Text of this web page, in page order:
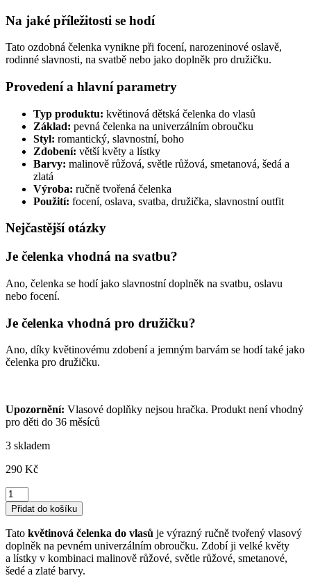
Na jaké příležitosti se hodí
Tato ozdobná čelenka vynikne při focení, narozeninové oslavě,
rodinné slavnosti, na svatbě nebo jako doplněk pro družičku.
Provedení a hlavní parametry
Typ produktu: květinová dětská čelenka do vlasů
Základ: pevná čelenka na univerzálním obroučku
Styl: romantický, slavnostní, boho
Zdobení: větší květy a lístky
Barvy: malinově růžová, světle růžová, smetanová, šedá a
zlatá
Výroba: ručně tvořená čelenka
Použití: focení, oslava, svatba, družička, slavnostní outfit
Nejčastější otázky
Je čelenka vhodná na svatbu?
Ano, čelenka se hodí jako slavnostní doplněk na svatbu, oslavu
nebo focení.
Je čelenka vhodná pro družičku?
Ano, díky květinovému zdobení a jemným barvám se hodí také jako
čelenka pro družičku.
Upozornění: Vlasové doplňky nejsou hračka. Produkt není vhodný
pro děti do 36 měsíců
3 skladem
290 Kč
Krásná
výrazná
květinová
čelenka
do
vlasů
množství
Přidat do košíku
Tato květinová čelenka do vlasů je výrazný ručně tvořený vlasový
doplněk na pevném univerzálním obroučku. Zdobí ji velké květy
a lístky v kombinaci malinově růžové, světle růžové, smetanové,
šedé a zlaté barvy.